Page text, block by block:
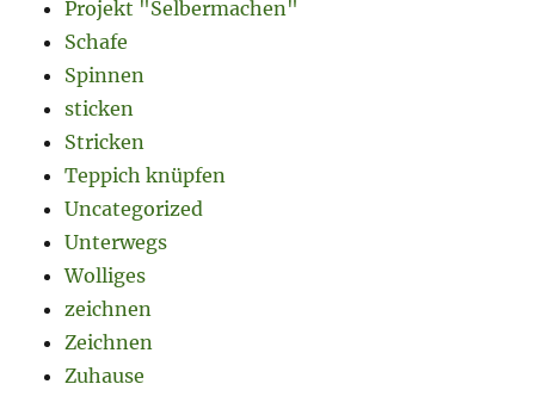
Projekt "Selbermachen"
Schafe
Spinnen
sticken
Stricken
Teppich knüpfen
Uncategorized
Unterwegs
Wolliges
zeichnen
Zeichnen
Zuhause